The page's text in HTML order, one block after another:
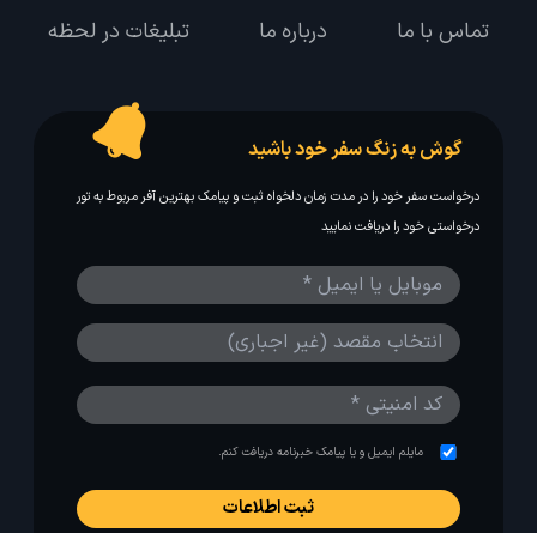
تماس با ما درباره ما تبلیغات در لحظه
گوش به زنگ سفر خود باشید
درخواست سفر خود را در مدت زمان دلخواه ثبت و پیامک بهترین آفر مربوط به تور
درخواستی خود را دریافت نمایید
مایلم ایمیل و یا پیامک خبرنامه دریافت کنم.